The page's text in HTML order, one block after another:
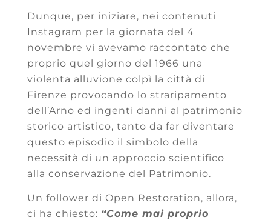
Dunque, per iniziare, nei contenuti
Instagram per la giornata del 4
novembre vi avevamo raccontato che
proprio quel giorno del 1966 una
violenta alluvione colpì la città di
Firenze provocando lo straripamento
dell’Arno ed ingenti danni al patrimonio
storico artistico, tanto da far diventare
questo episodio il simbolo della
necessità di un approccio scientifico
alla conservazione del Patrimonio.
Un follower di Open Restoration, allora,
ci ha chiesto: “Come mai proprio